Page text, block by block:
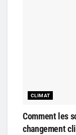
CLIMAT
Comment les
changement